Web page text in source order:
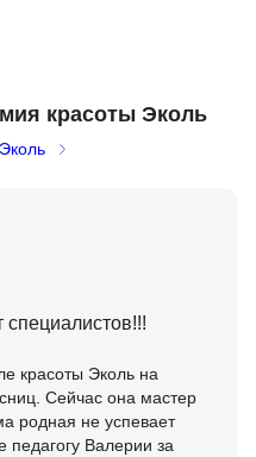
красоты Эколь
специалистов!!!
красоты Эколь на
Сейчас она мастер
родная не успевает
педагогу Валерии за